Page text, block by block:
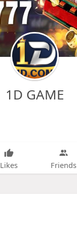
1D GAME
Likes Friends